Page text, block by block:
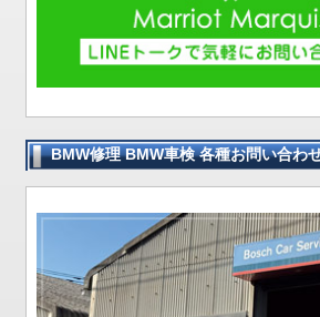
BMW修理 BMW車検 各種お問い合わ